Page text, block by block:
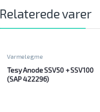
Relaterede varer
Varmelegme
Tesy Anode SSV50 + SSV100
(SAP 422296)